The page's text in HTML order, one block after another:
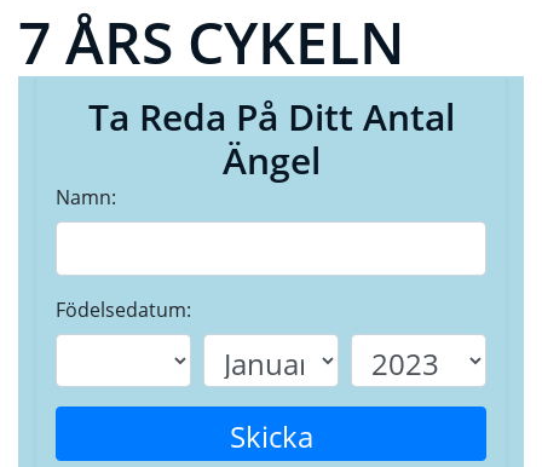
7 ÅRS CYKELN
Ta Reda På Ditt Antal
Ängel
Namn:
Födelsedatum:
Skicka